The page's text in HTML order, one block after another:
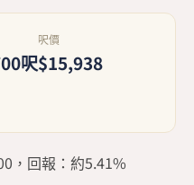
呎
呎價
$15,938
，回報：約5.41%